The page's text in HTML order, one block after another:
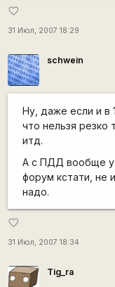
favorite_border
31 Июл, 2007 18:29
schwein
Ну, даже если и в
что нельзя резко
итд.
А с ПДД вообще у
форум кстати, не
надо.
favorite_border
31 Июл, 2007 18:34
Tig_ra